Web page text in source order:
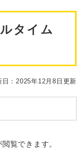
タイム
日：2025年12月8日更新
覧できます。